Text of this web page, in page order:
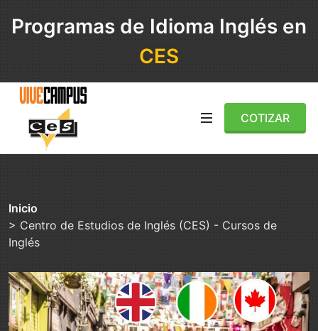
Programas de Idioma Inglés en
CES
COTIZAR
Inicio
> Centro de Estudios de Inglés (CES) - Cursos de
Inglés